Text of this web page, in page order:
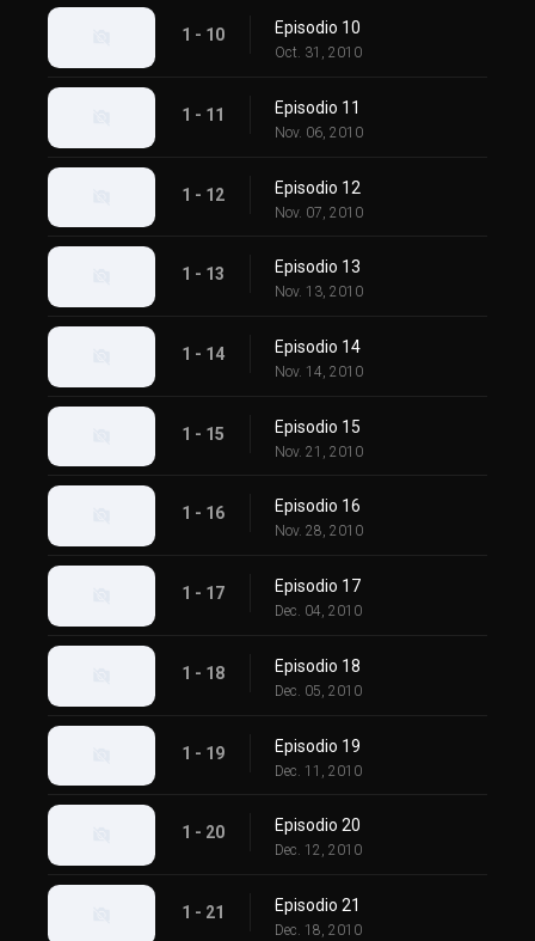
1 - 10 Episodio 10
Oct. 31, 2010
1 - 11 Episodio 11
Nov. 06, 2010
1 - 12 Episodio 12
Nov. 07, 2010
1 - 13 Episodio 13
Nov. 13, 2010
1 - 14 Episodio 14
Nov. 14, 2010
1 - 15 Episodio 15
Nov. 21, 2010
1 - 16 Episodio 16
Nov. 28, 2010
1 - 17 Episodio 17
Dec. 04, 2010
1 - 18 Episodio 18
Dec. 05, 2010
1 - 19 Episodio 19
Dec. 11, 2010
1 - 20 Episodio 20
Dec. 12, 2010
1 - 21 Episodio 21
Dec. 18, 2010